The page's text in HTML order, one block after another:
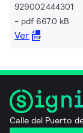
929002444301
pdf 667.0 kB
Ver
Calle del Puerto